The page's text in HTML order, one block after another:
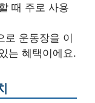
때 주로 사용
로 운동장을 이
는 혜택이에요.